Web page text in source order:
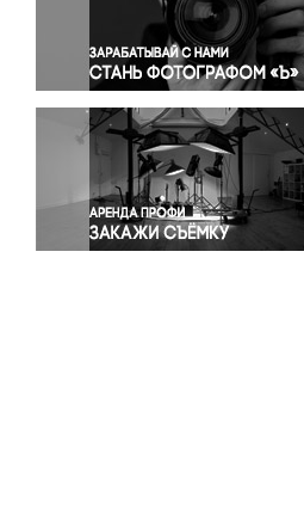
Правосудие
Происшествия и конфликты
Религия
Светская жизнь
Спорт
Экология
Экономика и бизнес